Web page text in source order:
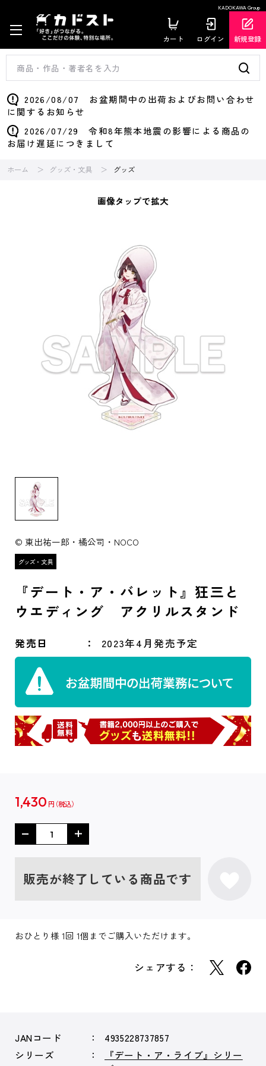
KADOKAWA Group
カート ログイン 新規登録
2026/08/07 お盆期間中の出荷およびお問い合わせ
に関するお知らせ
2026/07/29 令和8年熊本地震の影響による商品の
お届け遅延につきまして
ホーム グッズ・文具 グッズ
画像タップで拡大
© 東出祐一郎・橘公司・NOCO
『デート・ア・バレット』狂三と
ウエディング アクリルスタンド
発売日 2023年4月発売予定
1,430 円
販売が終了している商品です
おひとり様 1回 1個までご購入いただけます。
シェアする：
JANコード
4935228737857
シリーズ
『デート・ア・ライブ』シリー